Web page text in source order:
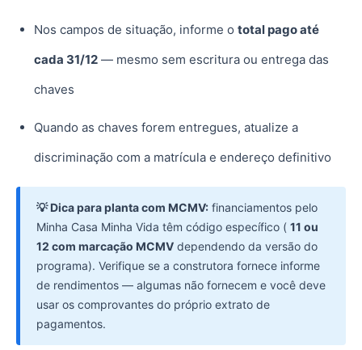
Nos campos de situação, informe o total pago até
cada 31/12 — mesmo sem escritura ou entrega das
chaves
Quando as chaves forem entregues, atualize a
discriminação com a matrícula e endereço definitivo
💡 Dica para planta com MCMV: financiamentos pelo
Minha Casa Minha Vida têm código específico ( 11 ou
12 com marcação MCMV dependendo da versão do
programa). Verifique se a construtora fornece informe
de rendimentos — algumas não fornecem e você deve
usar os comprovantes do próprio extrato de
pagamentos.